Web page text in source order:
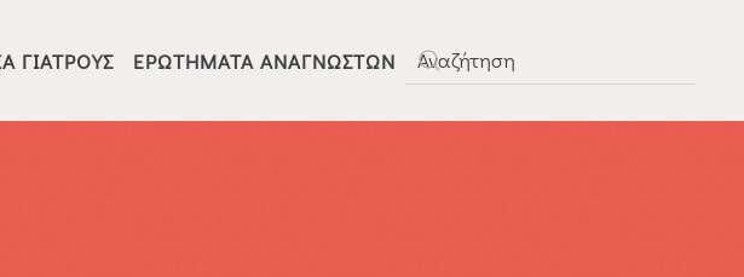
ΓΙΑΤΡΟΎΣ
ΕΡΩΤΉΜΑΤΑ ΑΝΑΓΝΩΣΤΏΝ